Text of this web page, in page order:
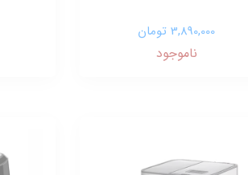
3,890,000 تومان
ناموجود